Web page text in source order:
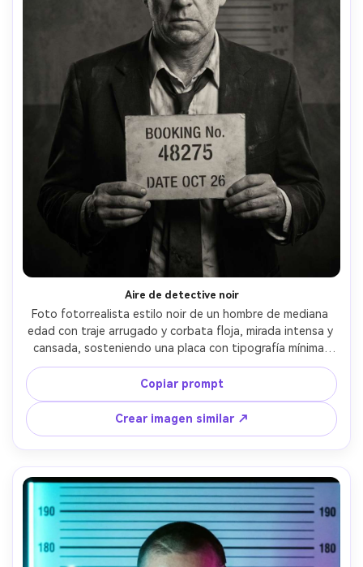
Aire de detective noir
Foto fotorrealista estilo noir de un hombre de mediana
edad con traje arrugado y corbata floja, mirada intensa y
cansada, sosteniendo una placa con tipografía mínima,
fondo de comisaría oscuro con tabla de alturas apenas
visible, luz lateral fuerte con sombras dramáticas,
gradación desaturada y ahumada, tomada con Canon R5
y 85mm f/1.4, encuadre de retrato cerrado, ojos nítidos,
textura cruda --ar 4:5
Copiar prompt
Crear imagen similar ↗